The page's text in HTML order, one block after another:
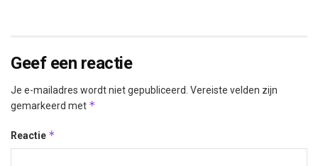
Geef een reactie
Je e-mailadres wordt niet gepubliceerd. Vereiste velden zijn
gemarkeerd met *
Reactie *